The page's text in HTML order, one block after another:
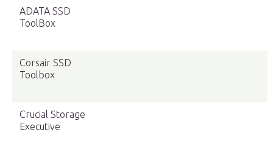
ADATA SSD
ToolBox
Corsair SSD
Toolbox
Crucial Storage
Executive